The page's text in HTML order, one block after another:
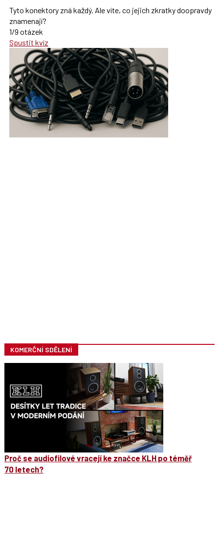
Tyto konektory zná každý. Ale víte, co jejich zkratky doopravdy
znamenají?
1/9 otázek
Spustit kvíz
KOMERČNÍ SDĚLENÍ
Proč se audiofilové vracejí ke značce KLH po téměř
70 letech?